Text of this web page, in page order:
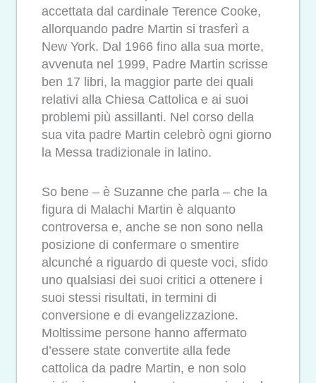
accettata dal cardinale Terence Cooke,
allorquando padre Martin si trasferì a
New York. Dal 1966 fino alla sua morte,
avvenuta nel 1999, Padre Martin scrisse
ben 17 libri, la maggior parte dei quali
relativi alla Chiesa Cattolica e ai suoi
problemi più assillanti. Nel corso della
sua vita padre Martin celebrò ogni giorno
la Messa tradizionale in latino.
So bene – è Suzanne che parla – che la
figura di Malachi Martin è alquanto
controversa e, anche se non sono nella
posizione di confermare o smentire
alcunché a riguardo di queste voci, sfido
uno qualsiasi dei suoi critici a ottenere i
suoi stessi risultati, in termini di
conversione e di evangelizzazione.
Moltissime persone hanno affermato
d’essere state convertite alla fede
cattolica da padre Martin, e non solo